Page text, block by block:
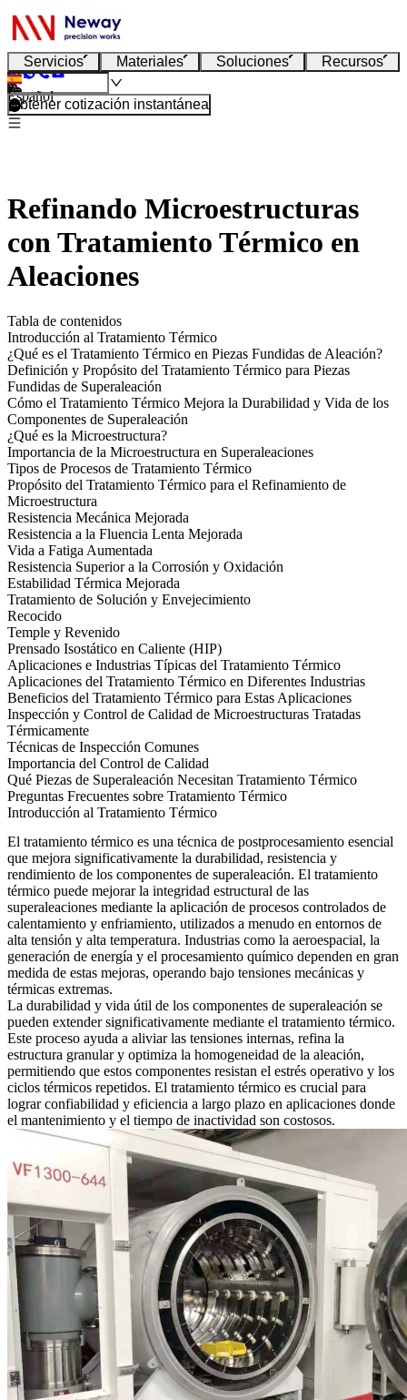
Servicios Materiales Soluciones Recursos
Español
Obtener cotización instantánea
Refinando Microestructuras
con Tratamiento Térmico en
Aleaciones
Tabla de contenidos
Introducción al Tratamiento Térmico
¿Qué es el Tratamiento Térmico en Piezas Fundidas de Aleación?
Definición y Propósito del Tratamiento Térmico para Piezas
Fundidas de Superaleación
Cómo el Tratamiento Térmico Mejora la Durabilidad y Vida de los
Componentes de Superaleación
¿Qué es la Microestructura?
Importancia de la Microestructura en Superaleaciones
Tipos de Procesos de Tratamiento Térmico
Propósito del Tratamiento Térmico para el Refinamiento de
Microestructura
Resistencia Mecánica Mejorada
Resistencia a la Fluencia Lenta Mejorada
Vida a Fatiga Aumentada
Resistencia Superior a la Corrosión y Oxidación
Estabilidad Térmica Mejorada
Tratamiento de Solución y Envejecimiento
Recocido
Temple y Revenido
Prensado Isostático en Caliente (HIP)
Aplicaciones e Industrias Típicas del Tratamiento Térmico
Aplicaciones del Tratamiento Térmico en Diferentes Industrias
Beneficios del Tratamiento Térmico para Estas Aplicaciones
Inspección y Control de Calidad de Microestructuras Tratadas
Térmicamente
Técnicas de Inspección Comunes
Importancia del Control de Calidad
Qué Piezas de Superaleación Necesitan Tratamiento Térmico
Preguntas Frecuentes sobre Tratamiento Térmico
Introducción al Tratamiento Térmico
El tratamiento térmico es una técnica de postprocesamiento esencial
que mejora significativamente la durabilidad, resistencia y
rendimiento de los componentes de superaleación. El tratamiento
térmico puede mejorar la integridad estructural de las
superaleaciones mediante la aplicación de procesos controlados de
calentamiento y enfriamiento, utilizados a menudo en entornos de
alta tensión y alta temperatura. Industrias como la aeroespacial, la
generación de energía y el procesamiento químico dependen en gran
medida de estas mejoras, operando bajo tensiones mecánicas y
térmicas extremas.
La durabilidad y vida útil de los componentes de superaleación se
pueden extender significativamente mediante el tratamiento térmico.
Este proceso ayuda a aliviar las tensiones internas, refina la
estructura granular y optimiza la homogeneidad de la aleación,
permitiendo que estos componentes resistan el estrés operativo y los
ciclos térmicos repetidos. El tratamiento térmico es crucial para
lograr confiabilidad y eficiencia a largo plazo en aplicaciones donde
el mantenimiento y el tiempo de inactividad son costosos.